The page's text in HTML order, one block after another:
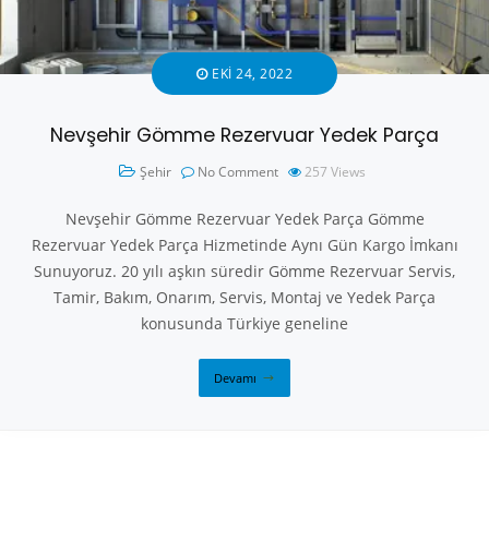
EKI 24, 2022
Nevşehir Gömme Rezervuar Yedek Parça
Şehir No Comment 257 Views
Nevşehir Gömme Rezervuar Yedek Parça Gömme
Rezervuar Yedek Parça Hizmetinde Aynı Gün Kargo İmkanı
Sunuyoruz. 20 yılı aşkın süredir Gömme Rezervuar Servis,
Tamir, Bakım, Onarım, Servis, Montaj ve Yedek Parça
konusunda Türkiye geneline
Devamı